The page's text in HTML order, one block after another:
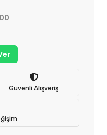
Güvenli Alışveriş